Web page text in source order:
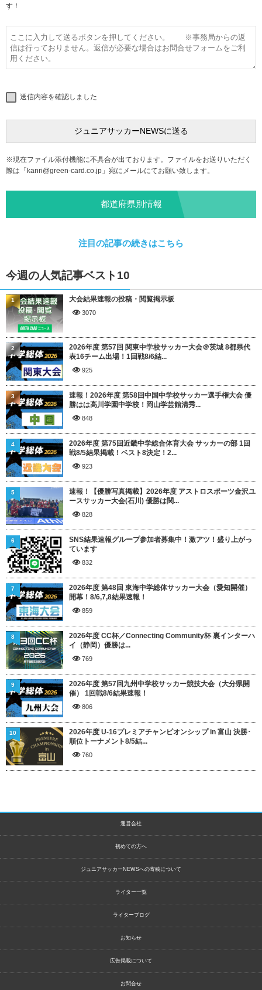
す！
送信内容を確認しました
※現在ファイル添付機能に不具合が出ております。ファイルをお送りいただく
際は「 kanri@green-card.co.jp 」宛にメールにてお願い致します。
都道府県別情報
注目の記事の続きはこちら
今週の人気記事ベスト10
大会結果速報の投稿・閲覧掲示板
3070
1
2026年度 第57回 関東中学校サッカー大会＠茨城 8都県代
表16チーム出場！1回戦8/6結...
925
2
速報！2026年度 第58回中国中学校サッカー選手権大会 優
勝はは高川学園中学校！岡山学芸館清秀...
848
3
2026年度 第75回近畿中学総合体育大会 サッカーの部 1回
戦8/5結果掲載！ベスト8決定！2...
923
4
速報！【優勝写真掲載】2026年度 アストロスポーツ金沢ユ
ースサッカー大会(石川) 優勝は関...
828
5
SNS結果速報グループ参加者募集中！激アツ！盛り上がっ
ています
832
6
2026年度 第48回 東海中学総体サッカー大会（愛知開催）
開幕！8/6,7,8結果速報！
859
7
2026年度 CC杯／Connecting Community杯 裏インターハ
イ（静岡）優勝は...
769
8
2026年度 第57回九州中学校サッカー競技大会（大分県開
催） 1回戦8/6結果速報！
806
9
2026年度 U-16プレミアチャンピオンシップ in 富山 決勝･
順位トーナメント8/5結...
760
10
運営会社
初めての方へ
ジュニアサッカーNEWSへの寄稿について
ライター一覧
ライターブログ
お知らせ
広告掲載について
お問合せ